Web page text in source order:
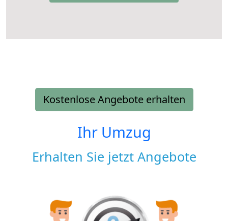
Kostenlose Angebote erhalten
Ihr Umzug
Erhalten Sie jetzt Angebote